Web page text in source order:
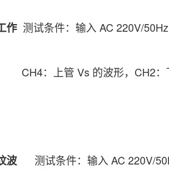
作 测试条件：输入 AC 220V/
上管 Vs 的波形，CH2：下
波 测试条件：输入 AC 220V/